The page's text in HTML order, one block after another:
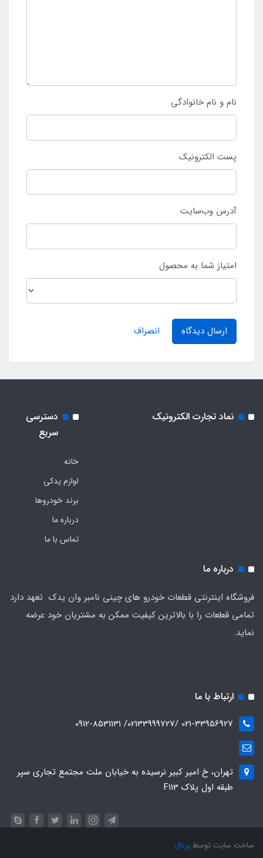
نام و نام خانوادگی
پست الکترونیک
آدرس وب‌سایت
امتیاز شما به محصول
ارسال دیدگاه انصراف
نماد تجارت الکترونیک
دسترسی
سریع
خانه
لوازم یدکی
برند خودروها
درباره ما
تماس با ما
درباره ما
فروشگاه اینترنتی قطعات خودرو های چینی نامبر وان یدک تعهد دارد
تمامی قطعات را با بالاترین کیفیت ممکن به مشتریان خود عرضه
نماید.
ارتباط با ما
021-33956927 /02133999727/ 0912-8531131
تهران، خ امیر کبیر نرسیده به خیابان ملت مجتمع تجاری سپر
طبقه اول پلاک F113
ساخت سایت توسطپرتال